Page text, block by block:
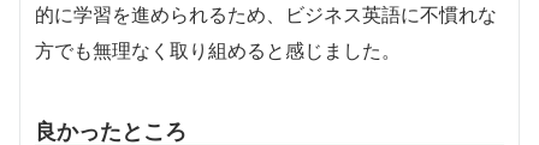
的に学習を進められるため、ビジネス英語に不慣れな
方でも無理なく取り組めると感じました。
良かったところ